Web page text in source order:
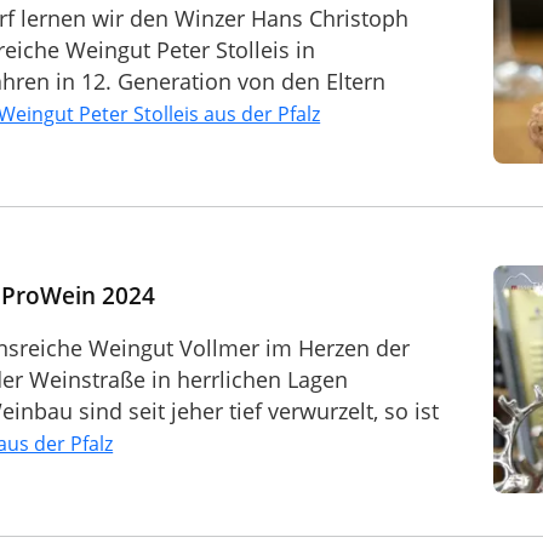
lernen wir den Winzer Hans Christoph
Weingut Peter Stolleis in
in 12. Generation von den Eltern
Peter Stolleis aus der Pfalz
2024
Weingut Vollmer im Herzen der
Weinstraße in herrlichen Lagen
sind seit jeher tief verwurzelt, so ist
der Pfalz